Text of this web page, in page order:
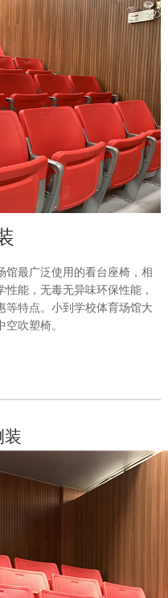
馆最广泛使用的看台座椅，相
能，无毒无异味环保性能，
等特点。小到学校体育场馆大
吹塑椅。
装